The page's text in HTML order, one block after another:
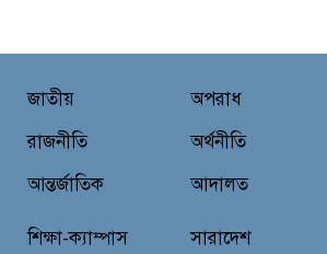
জাতীয়
রাজনীতি
আন্তর্জাতিক
অপরাধ
অর্থনীতি
আদালত
শিক্ষা-ক্যাম্পাস
সারাদেশ